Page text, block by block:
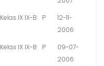
Kelas IX IX-B P
12-11-
2006
Kelas IX IX-B P
09-07-
2006